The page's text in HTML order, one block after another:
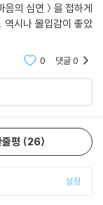
음의 심연＞을 접하게
역시나 몰입감이 좋았
0 댓글0
평 26
설정